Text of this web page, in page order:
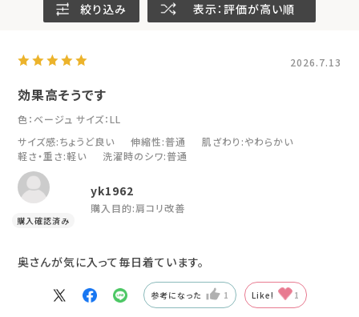
絞り込み 表示：評価が高い順
2026.7.13
効果高そうです
色：ベージュ サイズ：LL
サイズ感:ちょうど良い 伸縮性:普通 肌ざわり :やわらかい
軽さ・重さ:軽い 洗濯時のシワ:普通
yk1962
購入目的:肩コリ改善
奥さんが気に入って毎日着ています。
参考になった 1 Like! 1